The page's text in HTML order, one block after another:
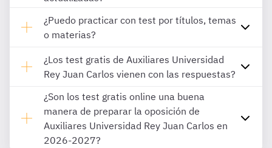
¿Puedo practicar con test por títulos, temas
o materias?
¿Los test gratis de Auxiliares Universidad
Rey Juan Carlos vienen con las respuestas?
¿Son los test gratis online una buena
manera de preparar la oposición de
Auxiliares Universidad Rey Juan Carlos en
2026-2027?